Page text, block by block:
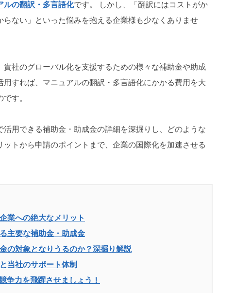
ルの翻訳・多言語化です。 しかし、「翻訳にはコストがか
ない」といった悩みを抱える企業様も少なくありませ
社のグローバル化を支援するための様々な補助金や助成
すれば、マニュアルの翻訳・多言語化にかかる費用を大
す。
活用できる補助金・助成金の詳細を深掘りし、どのような
トから申請のポイントまで、企業の国際化を加速させる
業への絶大なメリット
主要な補助金・助成金
の対象となりうるのか？深掘り解説
当社のサポート体制
争力を飛躍させましょう！